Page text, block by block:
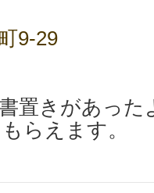
9-29
があったよ
らえます。